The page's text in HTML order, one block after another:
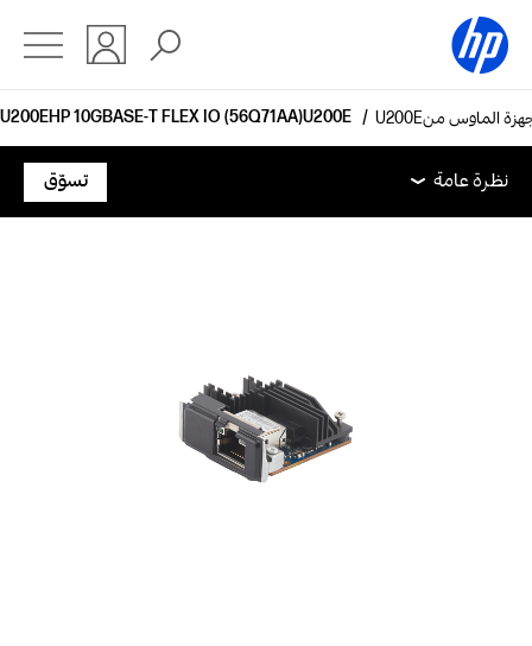
HP 10GBASE-T FLEX IO (56Q71AA)
نظرة عامة المواصفات الفنية الملحقات
الدعم
نظرة عامة
تسوّق